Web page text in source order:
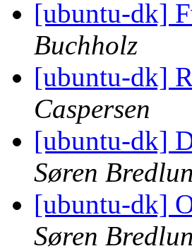
[ubuntu-dk]
Buchholz
[ubuntu-dk]
Caspersen
[ubuntu-dk]
Søren
[ubuntu-dk]
Søren